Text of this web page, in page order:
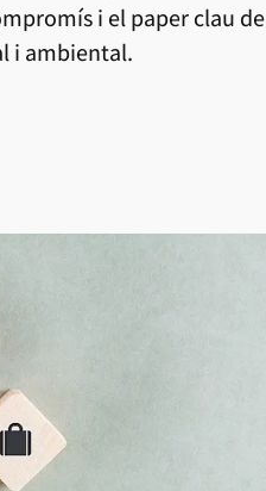
i el paper clau de
i ambiental.